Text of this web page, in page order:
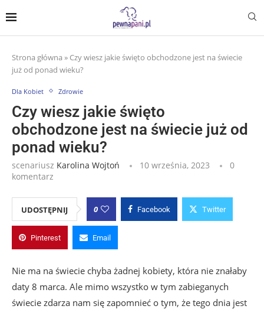
Strona główna » Czy wiesz jakie święto obchodzone jest na świecie
już od ponad wieku?
Dla Kobiet Zdrowie
Czy wiesz jakie święto
obchodzone jest na świecie już od
ponad wieku?
scenariusz Karolina Wojtoń 10 września, 2023
0
komentarz
UDOSTĘPNIJ 0 Facebook Twitter
Pinterest Email
Nie ma na świecie chyba żadnej kobiety, która nie znałaby
daty 8 marca. Ale mimo wszystko w tym zabieganych
świecie zdarza nam się zapomnieć o tym, że tego dnia jest